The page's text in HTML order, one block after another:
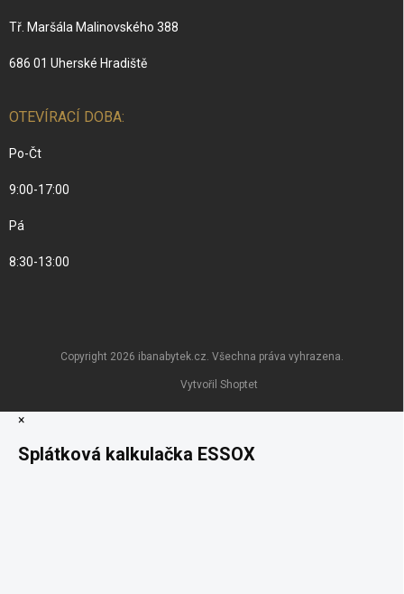
Tř. Maršála Malinovského 388
686 01 Uherské Hradiště
OTEVÍRACÍ DOBA:
Po-Čt
9:00-17:00
Pá
8:30-13:00
Vytvořil Shoptet
Copyright 2026 ibanabytek.cz. Všechna práva vyhrazena.
×
Splátková kalkulačka ESSOX